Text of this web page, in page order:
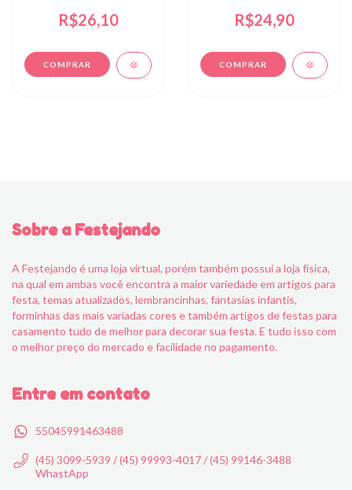
R$26,10 R$24,90
Sobre a Festejando
A Festejando é uma loja virtual, porém também possui a loja física,
na qual em ambas você encontra a maior variedade em artigos para
festa, temas atualizados, lembrancinhas, fantasias infantis,
forminhas das mais variadas cores e também artigos de festas para
casamento tudo de melhor para decorar sua festa. E tudo isso com
o melhor preço do mercado e facilidade no pagamento.
Entre em contato
55045991463488
(45) 3099-5939 / (45) 99993-4017 / (45) 99146-3488
WhastApp